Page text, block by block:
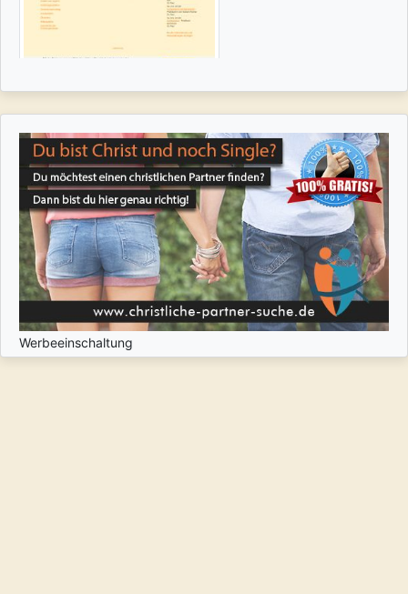
Werbeeinschaltung